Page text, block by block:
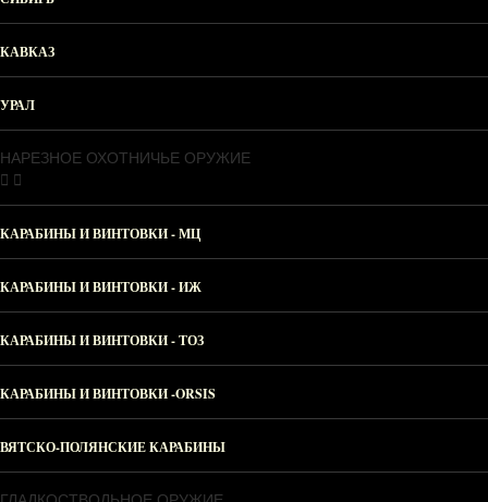
КАВКАЗ
УРАЛ
НАРЕЗНОЕ ОХОТНИЧЬЕ ОРУЖИЕ
КАРАБИНЫ И ВИНТОВКИ - МЦ
КАРАБИНЫ И ВИНТОВКИ - ИЖ
КАРАБИНЫ И ВИНТОВКИ - ТОЗ
КАРАБИНЫ И ВИНТОВКИ -ORSIS
ВЯТСКО-ПОЛЯНСКИЕ КАРАБИНЫ